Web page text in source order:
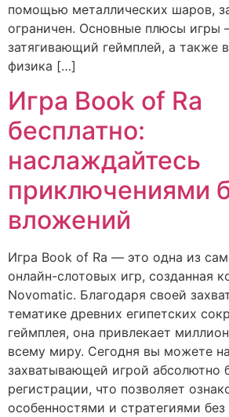
помощью металлических шаров,
ограничен. Основные плюсы игры
затягивающий геймплей, а также
физика […]
Игра Book of Ra
бесплатно:
наслаждайтесь
приключениями
вложений
Игра Book of Ra — это одна из
онлайн-слотовых игр, созданная
Novomatic. Благодаря своей
тематике древних египетских
геймплея, она привлекает
всему миру. Сегодня вы можете
захватывающей игрой абсолютно
регистрации, что позволяет
особенностями и стратегиями без